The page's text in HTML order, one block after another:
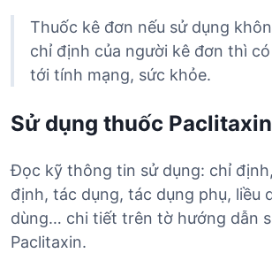
Thuốc kê đơn nếu sử dụng
chỉ định của người kê đơn thì
tới tính mạng, sức khỏe.
Sử dụng thuốc Paclitaxin
Đọc kỹ thông tin sử dụng: chỉ
định, tác dụng, tác dụng phụ, liều
dùng… chi tiết trên tờ hướng dẫn
Paclitaxin.